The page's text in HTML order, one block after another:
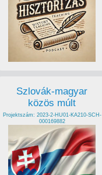
Szlovák-magyar
közös múlt
Projektszám: 2023-2-HU01-KA210-SCH-
000169882